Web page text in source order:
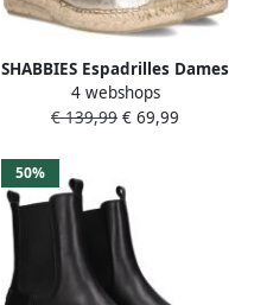
SHABBIES Espadrilles Dames
Palma Maat: 41 Materiaal:
Suède Kleur: Goud
4 webshops
€ 139,99 € 69,99
50%